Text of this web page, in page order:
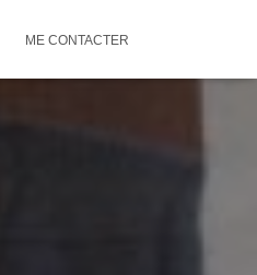
ME CONTACTER